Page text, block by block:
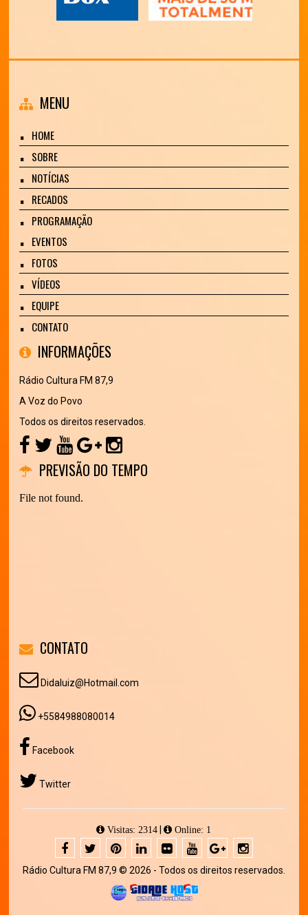
MENU
HOME
SOBRE
NOTÍCIAS
RECADOS
PROGRAMAÇÃO
EVENTOS
FOTOS
VÍDEOS
EQUIPE
CONTATO
INFORMAÇÕES
Rádio Cultura FM 87,9
A Voz do Povo
Todos os direitos reservados.
PREVISÃO DO TEMPO
CONTATO
Didaluiz@Hotmail.com
+5584988080014
Facebook
Twitter
Visitas: 2314 | Online: 1
Rádio Cultura FM 87,9 © 2026 - Todos os direitos reservados.